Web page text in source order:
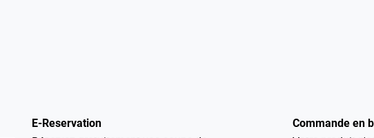
E-Reservation
Commande en